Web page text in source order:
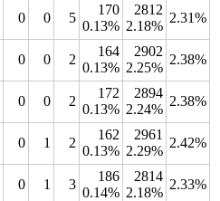
0 0 5
170
0.13%
2812
2.18%
2.31%
0 0 2
164
0.13%
2902
2.25%
2.38%
0 0 2
172
0.13%
2894
2.24%
2.38%
0 1 2
162
0.13%
2961
2.29%
2.42%
0 1 3
186
0.14%
2814
2.18%
2.33%